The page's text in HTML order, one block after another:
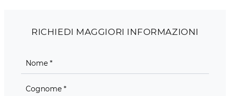
RICHIEDI MAGGIORI INFORMAZIONI